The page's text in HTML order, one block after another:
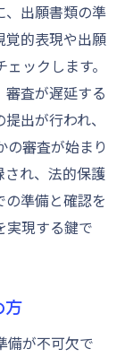
、出願書類の準
覚的表現や出願
ックします。
審査が遅延する
出が行われ、
の審査が始まり
され、法的保護
の準備と確認を
実現する鍵で
方
備が不可欠で